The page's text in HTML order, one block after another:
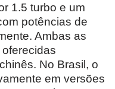
1.5 turbo e um
potências de
Ambas as
No Brasil, o
em versões